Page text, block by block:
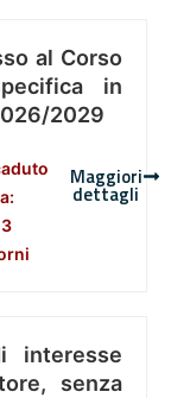
al Corso
in
2029
Maggiori
dettagli
interesse
senza